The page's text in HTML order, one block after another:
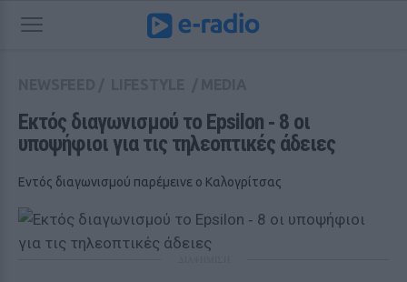
Εκτός διαγωνισμού το Epsilon ‑ 8 οι
υποψήφιοι για τις τηλεοπτικές άδειες
Εντός διαγωνισμού παρέμεινε ο Καλογρίτσας